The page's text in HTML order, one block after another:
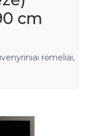
cm
rėmeliai,